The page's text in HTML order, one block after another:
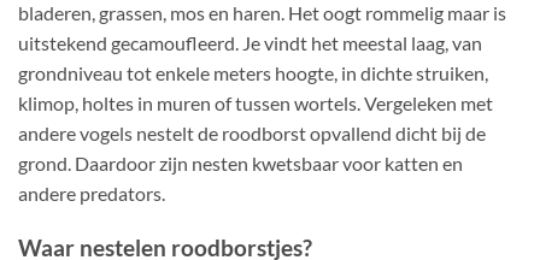
bladeren, grassen, mos en haren. Het oogt rommelig maar is
uitstekend gecamoufleerd. Je vindt het meestal laag, van
grondniveau tot enkele meters hoogte, in dichte struiken,
klimop, holtes in muren of tussen wortels. Vergeleken met
andere vogels nestelt de roodborst opvallend dicht bij de
grond. Daardoor zijn nesten kwetsbaar voor katten en
andere predators.
Waar nestelen roodborstjes?